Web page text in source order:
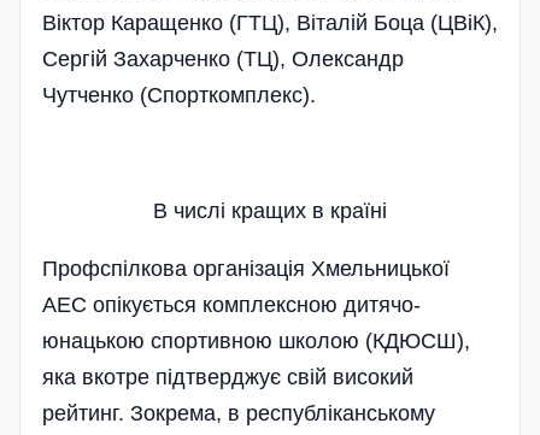
Віктор Каращенко (ГТЦ), Віталій Боца (ЦВіК),
Сергій Захарченко (ТЦ), Олександр
Чутченко (Спорткомплекс).
В числі кращих в країні
Профспілкова організація Хмельницької
АЕС опікується комплексною дитячо-
юнацькою спор­тивною школою (КДЮСШ),
яка вкотре підтверджує свій високий
рейтинг. Зокрема, в республіканському